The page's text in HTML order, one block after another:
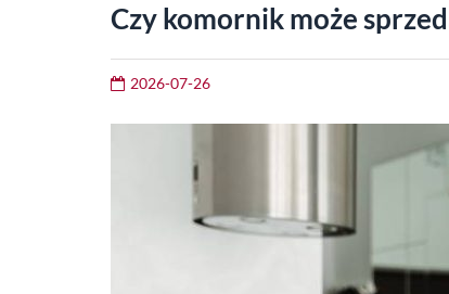
Czy komornik może
2026-07-26